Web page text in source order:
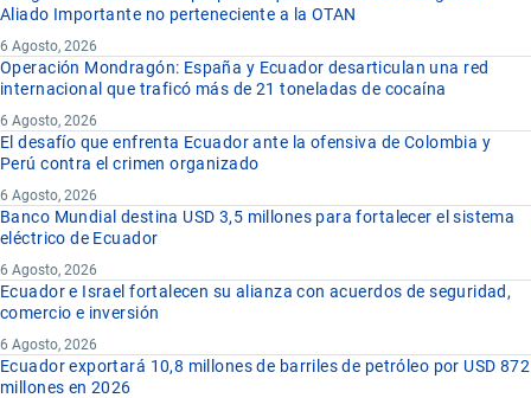
Aliado Importante no perteneciente a la OTAN
6 Agosto, 2026
Operación Mondragón: España y Ecuador desarticulan una red
internacional que traficó más de 21 toneladas de cocaína
6 Agosto, 2026
El desafío que enfrenta Ecuador ante la ofensiva de Colombia y
Perú contra el crimen organizado
6 Agosto, 2026
Banco Mundial destina USD 3,5 millones para fortalecer el sistema
eléctrico de Ecuador
6 Agosto, 2026
Ecuador e Israel fortalecen su alianza con acuerdos de seguridad,
comercio e inversión
6 Agosto, 2026
Ecuador exportará 10,8 millones de barriles de petróleo por USD 872
millones en 2026